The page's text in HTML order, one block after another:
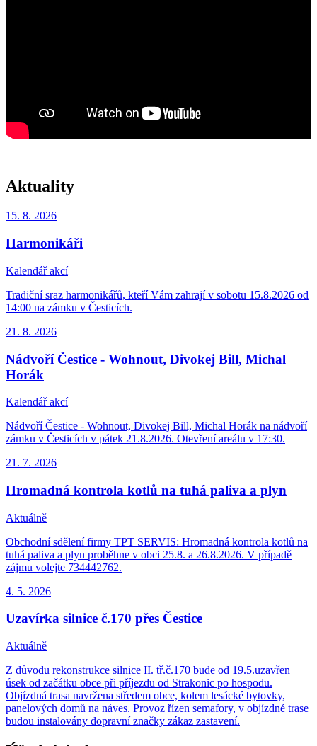
Aktuality
15. 8. 2026
Harmonikáři
Kalendář akcí
Tradiční sraz harmonikářů, kteří Vám zahrají v sobotu 15.8.2026 od
14:00 na zámku v Česticích.
21. 8. 2026
Nádvoří Čestice - Wohnout, Divokej Bill, Michal
Horák
Kalendář akcí
Nádvoří Čestice - Wohnout, Divokej Bill, Michal Horák na nádvoří
zámku v Česticích v pátek 21.8.2026. Otevření areálu v 17:30.
21. 7. 2026
Hromadná kontrola kotlů na tuhá paliva a plyn
Aktuálně
Obchodní sdělení firmy TPT SERVIS: Hromadná kontrola kotlů na
tuhá paliva a plyn proběhne v obci 25.8. a 26.8.2026. V případě
zájmu volejte 734442762.
4. 5. 2026
Uzavírka silnice č.170 přes Čestice
Aktuálně
Z důvodu rekonstrukce silnice II. tř.č.170 bude od 19.5.uzavřen
úsek od začátku obce při příjezdu od Strakonic po hospodu.
Objízdná trasa navržena středem obce, kolem lesácké bytovky,
panelových domů na náves. Provoz řízen semafory, v objízdné trase
budou instalovány dopravní značky zákaz zastavení.